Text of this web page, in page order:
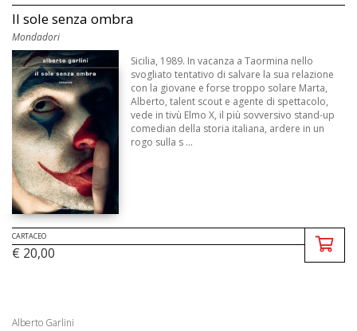
Il sole senza ombra
Mondadori
Sicilia, 1989. In vacanza a Taormina nello
svogliato tentativo di salvare la sua relazione
con la giovane e forse troppo solare Marta,
Alberto, talent scout e agente di spettacolo,
vede in tivù Elmo X, il più sovversivo stand-up
comedian della storia italiana, ardere in un
rogo sulla s ...
CARTACEO
€ 20,00
Alberto Garlini